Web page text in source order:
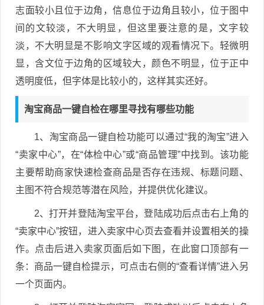
志面较小且位于边角，信息位于边角且较小，位于图中
间的文较淡，不大明显，但这里要注意的是，文字较
淡，不大明显是不影响文字区域的观看情况下。轻微明
显，含文位于边角的区域较大，颜色不明显，位于正中
透明度低，但字体是比较小的，这样其实还好。
淘宝商品一键自检在哪里寻找有哪些功能
1、淘宝商品一键自检功能可以通过“我的淘宝”进入
“卖家中心”，在“体检中心”或“商品管理”中找到。该功能
主要帮助商家快速检查商品是否存在违规、标题问题、
主图不符合规范等潜在风险，并提供优化建议。
2、打开并登陆淘宝平台，登陆成功后点击右上角的
“卖家中心”按钮，进入卖家中心页去查看并设置相关的操
作。点击后进入卖家页面后如下图，在此窗口顶部有一
条：商品一键自检提示，可点击右侧的“查看详情”进入另
一个页面内。